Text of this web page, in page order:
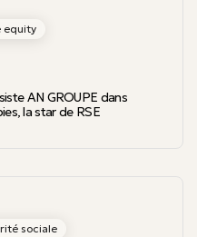
equity
AN GROUPE dans
la star de RSE
sociale